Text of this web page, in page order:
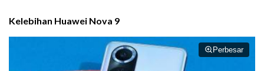
Kelebihan Huawei Nova 9
Perbesar